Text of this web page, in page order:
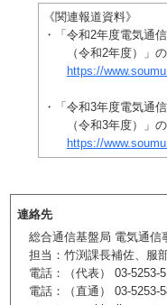
《関連報道資料》
・「令和2年度電気通
（令和2年度）」の
https://
・「令和3年度電気通
（令和3年度）」の
https://
連絡先
総合通信基盤局 電気通信
担当：竹渕課長補佐、服
電話：（代表） 03-
電話：（直通） 03-5253-